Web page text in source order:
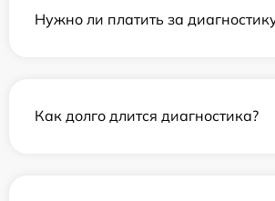
Нужно ли платить за
Как долго длится диагностика?